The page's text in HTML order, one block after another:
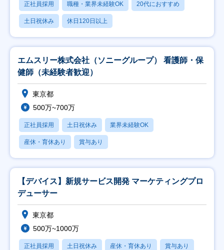
正社員採用 職種・業界未経験OK 20代におすすめ
土日祝休み 休日120日以上
エムスリー株式会社（ソニーグループ） 看護師・保
健師（未経験者歓迎）
東京都
500万~700万
正社員採用 土日祝休み 業界未経験OK
産休・育休あり 賞与あり
【デバイス】新規サービス開発 マーケティングプロ
デューサー
東京都
500万~1000万
正社員採用 土日祝休み 産休・育休あり 賞与あり